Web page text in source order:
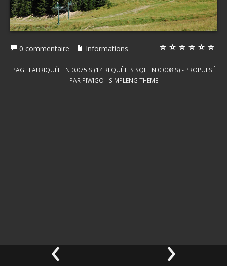
‹ ›
0 commentaire Informations
PAGE FABRIQUÉE EN 0.075 S (14 REQUÊTES SQL EN 0.008 S) - PROPULSÉ
PAR PIWIGO - SIMPLENG THEME